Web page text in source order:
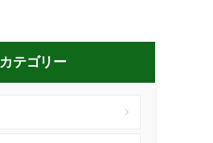
カテゴリー